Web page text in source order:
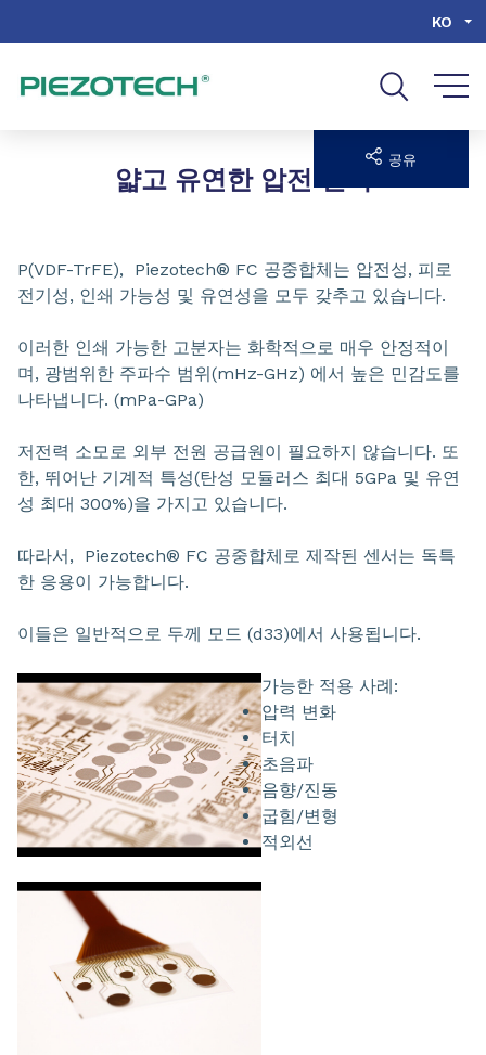
KO
얇고 유연한 압전 센서
공유
P(VDF-TrFE), Piezotech® FC 공중합체는 압전성, 피로
전기성, 인쇄 가능성 및 유연성을 모두 갖추고 있습니다.
이러한 인쇄 가능한 고분자는 화학적으로 매우 안정적이
며, 광범위한 주파수 범위(mHz-GHz) 에서 높은 민감도를
나타냅니다. (mPa-GPa)
저전력 소모로 외부 전원 공급원이 필요하지 않습니다. 또
한, 뛰어난 기계적 특성(탄성 모듈러스 최대 5GPa 및 유연
성 최대 300%)을 가지고 있습니다.
따라서, Piezotech® FC 공중합체로 제작된 센서는 독특
한 응용이 가능합니다.
이들은 일반적으로 두께 모드 (d33)에서 사용됩니다.
가능한 적용 사례:
압력 변화
터치
초음파
음향/진동
굽힘/변형
적외선